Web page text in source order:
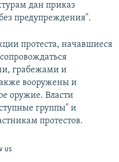
дан приказ
предупреждения".
протеста, начавшиеся
грабежами и
вооружены и
оружие. Власти
группы" и
протестов.
us